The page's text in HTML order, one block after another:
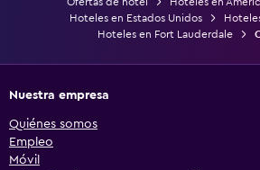
Hoteles en Estados Unidos
Hoteles en Fort Lauderdale
Nuestra empresa
Quiénes somos
Empleo
Móvil